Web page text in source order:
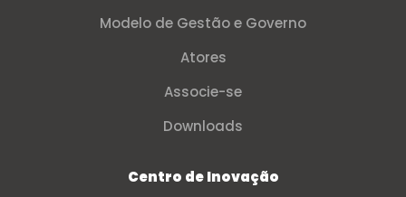
Modelo de Gestão e Governo
Atores
Associe-se
Downloads
Centro de Inovação